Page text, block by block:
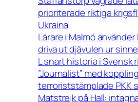
prioriterade riktiga
Ukraina
Lärare i Malmö
driva ut djävulen ur
L snart historia i Svensk
”Journalist” med
terroriststämplade PKK
Matstrejk på Hall: